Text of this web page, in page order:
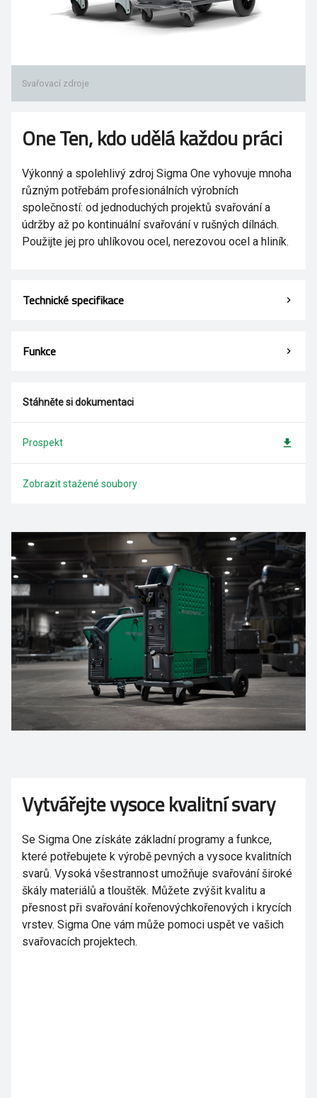
Svařovací zdroje
One Ten, kdo udělá každou práci
Výkonný a spolehlivý zdroj Sigma One vyhovuje mnoha
různým potřebám profesionálních výrobních
společností: od jednoduchých projektů svařování a
údržby až po kontinuální svařování v rušných dílnách.
Použijte jej pro uhlíkovou ocel, nerezovou ocel a hliník.
Technické specifikace
Funkce
Stáhněte si dokumentaci
Prospekt
Zobrazit stažené soubory
Vytvářejte vysoce kvalitní svary
Se Sigma One získáte základní programy a funkce,
které potřebujete k výrobě pevných a vysoce kvalitních
svarů. Vysoká všestrannost umožňuje svařování široké
škály materiálů a tlouštěk. Můžete zvýšit kvalitu a
přesnost při svařování kořenovýchkořenových i krycích
vrstev. Sigma One vám může pomoci uspět ve vašich
svařovacích projektech.